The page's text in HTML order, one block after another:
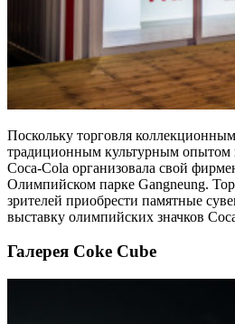
Поскольку торговля
традиционным культурным
Coca-Cola организовала свой
Олимпийском парке Gangneung.
зрителей приобрести памятные
выставку олимпийских значков
Галерея Coke Cube